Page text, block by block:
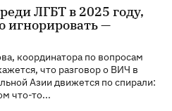
ЛГБТ в 2025 году,
игнорировать —
координатора по вопросам
что разговор о ВИЧ в
Азии движется по спирали:
что-то...